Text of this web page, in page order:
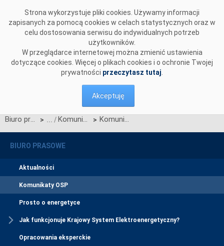
Strona wykorzystuje pliki cookies. Używamy informacji
zapisanych za pomocą cookies w celach statystycznych oraz w
celu dostosowania serwisu do indywidualnych potrzeb
użytkowników.
W przeglądarce internetowej można zmienić ustawienia
dotyczące cookies. Więcej o plikach cookies i o ochronie Twojej
prywatności przeczytasz tutaj
Akceptuję
Biuro prasowe > Komunikaty OSP > Komunikat OSP dotyczący zawieszenia procesu Jednolitego łączenia Rynków Dnia Bieżącego w dniu 20.11.2024.
BIURO PRASOWE
Aktualności
Komunikaty OSP
Prosto o energetyce
Jak funkcjonuje Krajowy System Elektroenergetyczny?
Opracowania eksperckie